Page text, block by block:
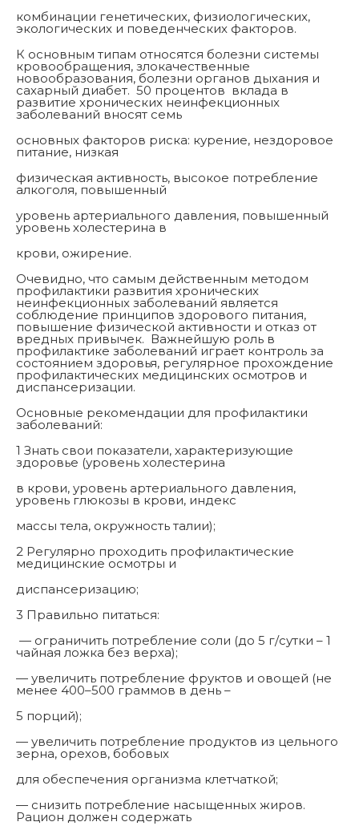
комбинации генетических, физиологических,
экологических и поведенческих факторов.
К основным типам относятся болезни системы
кровообращения, злокачественные
новообразования, болезни органов дыхания и
сахарный диабет. 50 процентов вклада в
развитие хронических неинфекционных
заболеваний вносят семь
основных факторов риска: курение, нездоровое
питание, низкая
физическая активность, высокое потребление
алкоголя, повышенный
уровень артериального давления, повышенный
уровень холестерина в
крови, ожирение.
Очевидно, что самым действенным методом
профилактики развития хронических
неинфекционных заболеваний является
соблюдение принципов здорового питания,
повышение физической активности и отказ от
вредных привычек. Важнейшую роль в
профилактике заболеваний играет контроль за
состоянием здоровья, регулярное прохождение
профилактических медицинских осмотров и
диспансеризации.
Основные рекомендации для профилактики
заболеваний:
1 Знать свои показатели, характеризующие
здоровье (уровень холестерина
в крови, уровень артериального давления,
уровень глюкозы в крови, индекс
массы тела, окружность талии);
2 Регулярно проходить профилактические
медицинские осмотры и
диспансеризацию;
3 Правильно питаться:
— ограничить потребление соли (до 5 г/сутки – 1
чайная ложка без верха);
— увеличить потребление фруктов и овощей (не
менее 400–500 граммов в день –
5 порций);
— увеличить потребление продуктов из цельного
зерна, орехов, бобовых
для обеспечения организма клетчаткой;
— снизить потребление насыщенных жиров.
Рацион должен содержать